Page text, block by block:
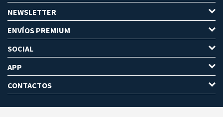
NEWSLETTER
ENVÍOS PREMIUM
SOCIAL
APP
CONTACTOS